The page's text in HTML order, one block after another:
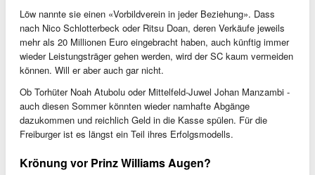
Löw nannte sie einen «Vorbildverein in jeder Beziehung». Dass
nach Nico Schlotterbeck oder Ritsu Doan, deren Verkäufe jeweils
mehr als 20 Millionen Euro eingebracht haben, auch künftig immer
wieder Leistungsträger gehen werden, wird der SC kaum vermeiden
können. Will er aber auch gar nicht.
Ob Torhüter Noah Atubolu oder Mittelfeld-Juwel Johan Manzambi -
auch diesen Sommer könnten wieder namhafte Abgänge
dazukommen und reichlich Geld in die Kasse spülen. Für die
Freiburger ist es längst ein Teil ihres Erfolgsmodells.
Krönung vor Prinz Williams Augen?